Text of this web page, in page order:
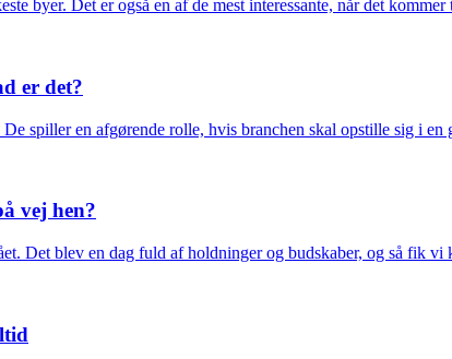
byer. Det er også en af de mest interessante, når det
er det?
spiller en afgørende rolle, hvis branchen skal opstille sig i
vej hen?
Det blev en dag fuld af holdninger og budskaber, og så fik